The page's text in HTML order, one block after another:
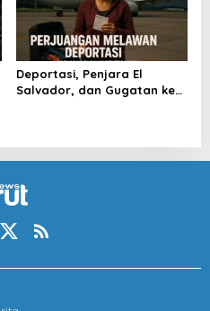
Deportasi, Penjara El
Salvador, dan Gugatan ke